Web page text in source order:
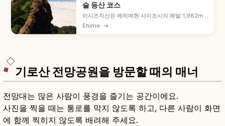
슬 등산 코스
이시즈치산은 에히메현 사이조시의 해발 1,982m
서일본 최고봉으로, 일본 100명산이자 슈겐도 영산
Ehime →
기로산 전망공원을 방문할 때의 매너
전망대는 많은 사람이 풍경을 즐기는 공간이에요.
사진을 찍을 때는 통로를 막지 않도록 하고, 다른 사람이 화면
에 함께 찍히지 않도록 배려해 주세요.